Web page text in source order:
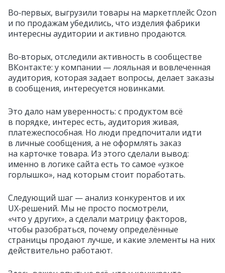
Во‑первых, выгрузили товары на маркетплейс Ozon
и по продажам убедились, что изделия фабрики
интересны аудитории и активно продаются.
Во‑вторых, отследили активность в сообществе
ВКонтакте: у компании — лояльная и вовлеченная
аудитория, которая задает вопросы, делает заказы
в сообщения, интересуется новинками.
Это дало нам уверенность: с продуктом всё
в порядке, интерес есть, аудитория живая,
платежеспособная. Но люди предпочитали идти
в личные сообщения, а не оформлять заказ
на карточке товара. Из этого сделали вывод:
именно в логике сайта есть то самое «узкое
горлышко», над которым стоит поработать.
Следующий шаг — анализ конкурентов и их
UX‑решений. Мы не просто посмотрели,
«что у других», а сделали матрицу факторов,
чтобы разобраться, почему определённые
страницы продают лучше, и какие элементы на них
действительно работают.